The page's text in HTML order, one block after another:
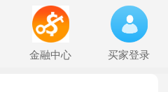
金融中心 买家登录